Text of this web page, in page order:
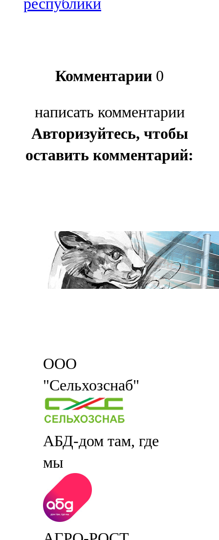
Комментарии 0
написать комментарии
Авторизуйтесь, чтобы
оставить комментарий:
ООО
"Сельхозснаб"
АБД-дом там, где
мы